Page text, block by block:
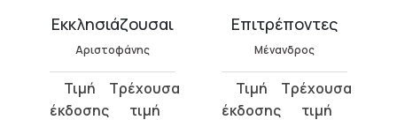
Εκκλησιάζουσαι
Αριστοφάνης
Original
price
τρέχουσα
Επιτρέποντες
Μένανδρος
Original
price
τρέχουσα